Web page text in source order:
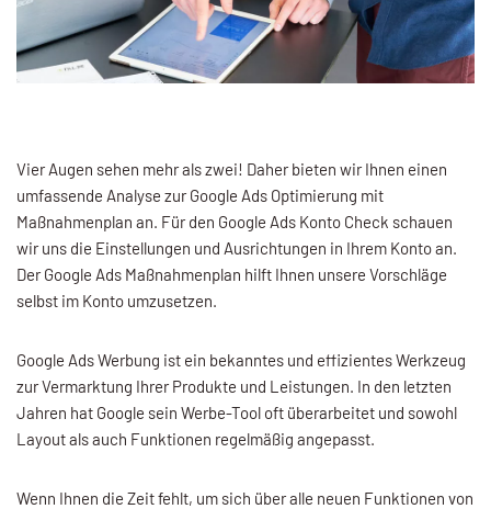
Vier Augen sehen mehr als zwei! Daher bieten wir Ihnen einen
umfassende Analyse zur Google Ads Optimierung mit
Maßnahmenplan an. Für den Google Ads Konto Check schauen
wir uns die Einstellungen und Ausrichtungen in Ihrem Konto an.
Der Google Ads Maßnahmenplan hilft Ihnen unsere Vorschläge
selbst im Konto umzusetzen.
Google Ads Werbung ist ein bekanntes und effizientes Werkzeug
zur Vermarktung Ihrer Produkte und Leistungen. In den letzten
Jahren hat Google sein Werbe-Tool oft überarbeitet und sowohl
Layout als auch Funktionen regelmäßig angepasst.
Wenn Ihnen die Zeit fehlt, um sich über alle neuen Funktionen von